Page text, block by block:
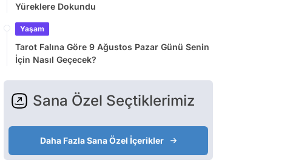
Yüreklere Dokundu
Yaşam
Tarot Falına Göre 9 Ağustos Pazar Günü Senin
İçin Nasıl Geçecek?
Sana Özel Seçtiklerimiz
Daha Fazla Sana Özel İçerikler